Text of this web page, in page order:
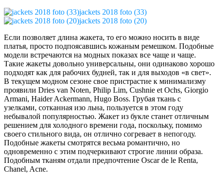
jackets 2018 foto (33)
jackets 2018 foto (20)
Если позволяет длина жакета, то его можно носить в виде
платья, просто подпоясавшись кожаным ремешком. Подобные
модели встречаются на модных показах все чаще и чаще.
Такие жакеты довольно универсальны, они одинаково хорошо
подходят как для рабочих будней, так и для выходов «в свет».
В текущем модном сезоне свое пристрастие к минимализму
проявили Dries van Noten, Philip Lim, Cushnie et Ochs, Giorgio
Armani, Haider Ackermann, Hugo Boss. Грубая ткань с
узелками, сотканная изо льна, пользуется в этом году
небывалой популярностью. Жакет из букле станет отличным
решением для холодного времени года, поскольку, помимо
своего стильного вида, он отлично согревает в непогоду.
Подобные жакеты смотрятся весьма романтично, но
одновременно с этим подчеркивают строгие линии образа.
Подобным тканям отдали предпочтение Oscar de le Renta,
Chanel, Acne.